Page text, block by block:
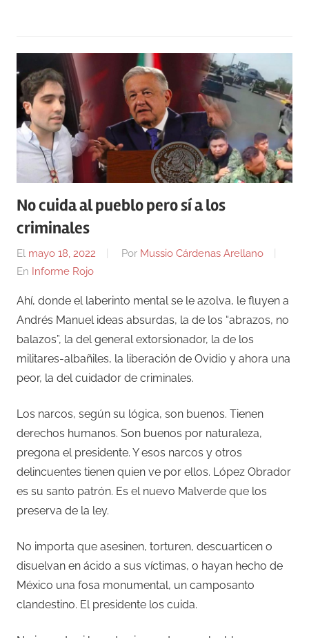
No cuida al pueblo pero sí a los
criminales
El mayo 18, 2022 Por Mussio Cárdenas Arellano
En Informe Rojo
Ahí, donde el laberinto mental se le azolva, le fluyen a
Andrés Manuel ideas absurdas, la de los “abrazos, no
balazos”, la del general extorsionador, la de los
militares-albañiles, la liberación de Ovidio y ahora una
peor, la del cuidador de criminales.
Los narcos, según su lógica, son buenos. Tienen
derechos humanos. Son buenos por naturaleza,
pregona el presidente. Y esos narcos y otros
delincuentes tienen quien ve por ellos. López Obrador
es su santo patrón. Es el nuevo Malverde que los
preserva de la ley.
No importa que asesinen, torturen, descuarticen o
disuelvan en ácido a sus víctimas, o hayan hecho de
México una fosa monumental, un camposanto
clandestino. El presidente los cuida.